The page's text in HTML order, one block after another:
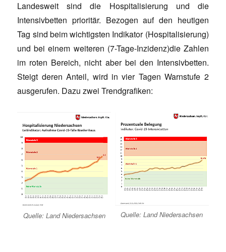
Landesweit sind die Hospitalisierung und die
Intensivbetten prioritär. Bezogen auf den heutigen
Tag sind beim wichtigsten Indikator (Hospitalisierung)
und bei einem weiteren (7-Tage-Inzidenz)die Zahlen
im roten Bereich, nicht aber bei den Intensivbetten.
Steigt deren Anteil, wird in vier Tagen Warnstufe 2
ausgerufen. Dazu zwei Trendgrafiken:
Quelle: Land Niedersachsen Quelle: Land Niedersachsen